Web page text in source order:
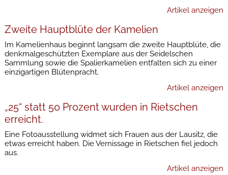
Artikel anzeigen
Zweite Hauptblüte der Kamelien
Im Kamelienhaus beginnt langsam die zweite Hauptblüte, die
denkmalgeschützten Exemplare aus der Seidelschen
Sammlung sowie die Spalierkamelien entfalten sich zu einer
einzigartigen Blütenpracht.
Artikel anzeigen
„25“ statt 50 Prozent wurden in Rietschen
erreicht.
Eine Fotoausstellung widmet sich Frauen aus der Lausitz, die
etwas erreicht haben. Die Vernissage in Rietschen fiel jedoch
aus.
Artikel anzeigen